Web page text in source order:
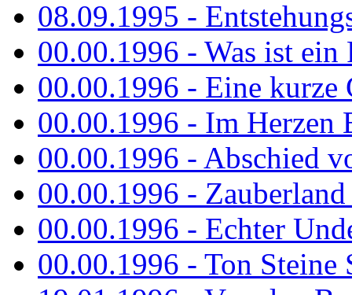
08.09.1995 -
00.00.1996 - Was ist ein
00.00.1996 - Eine kurze
00.00.1996 - Im Herzen
00.00.1996 - Abschied
00.00.1996 -
00.00.1996 - Echter
00.00.1996 - Ton Steine